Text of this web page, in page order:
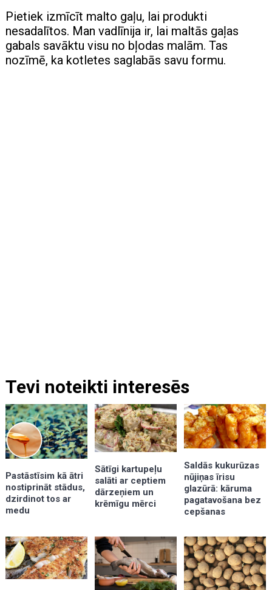
Pietiek izmīcīt malto gaļu, lai produkti
nesadalītos. Man vadlīnija ir, lai maltās gaļas
gabals savāktu visu no bļodas malām. Tas
nozīmē, ka kotletes saglabās savu formu.
Tevi noteikti interesēs
Pastāstīsim kā ātri
nostiprināt stādus,
dzirdinot tos ar
medu
Sātīgi kartupeļu
salāti ar ceptiem
dārzeņiem un
krēmīgu mērci
Saldās kukurūzas
nūjiņas īrisu
glazūrā: kāruma
pagatavošana bez
cepšanas